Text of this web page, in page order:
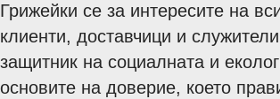
Грижейки се за интересите на
клиенти, доставчици и
защитник на социалната и
основите на доверие, което